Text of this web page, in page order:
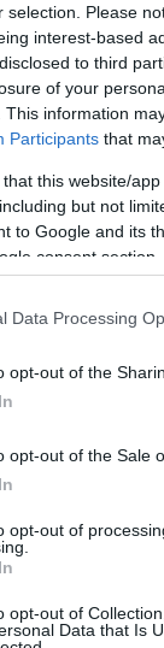
selection. Please
interest-based
to third
of your
This information
Participants that
that this website/
but not
to Google and its
consent section.
Data Processing
opt-out of the
opt-out of the Sale
opt-out of
opt-out of
Data that Is
ricchezza
e
Nelson
Il bel
il via
con il film
sala arriva il
vive in un
Francia, USA,
una
film “Tori e
l’11
96’) in
natura
il
di
il 14
“Fratello e
e Alice, che